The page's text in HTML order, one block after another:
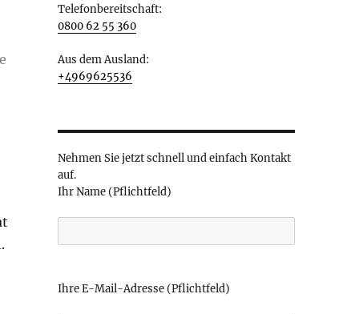
Telefonbereitschaft:
0800 62 55 360
Aus dem Ausland:
+4969625536
Nehmen Sie jetzt schnell und einfach Kontakt
auf.
Ihr Name (Pflichtfeld)
i
Ihre E-Mail-Adresse (Pflichtfeld)